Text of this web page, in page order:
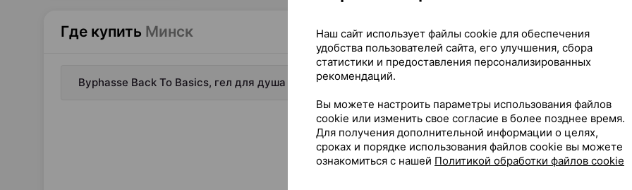
Где купить Минск
Byphasse Back To Basics, гел для душа [для всех типов кожи], 750 мл ×1, Добер Импорт-Экспорт
На карте
16
Наш сайт использует файлы cookie для обеспечения
удобства пользователей сайта, его улучшения, сбора
статистики и предоставления персонализированных
рекомендаций.
Вы можете настроить параметры использования файлов
cookie или изменить свое согласие в более позднее время.
Для получения дополнительной информации о целях,
сроках и порядке использования файлов cookie вы можете
ознакомиться с нашей Политикой обработки файлов cookie